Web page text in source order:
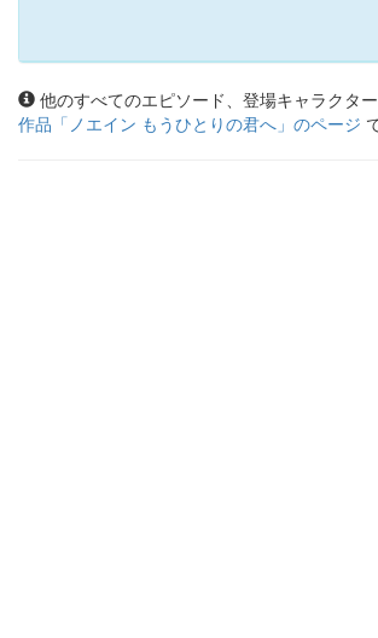
他のすべてのエピソード、登場キャラクタ
作品「 ノエイン もうひとりの君へ 」のページ